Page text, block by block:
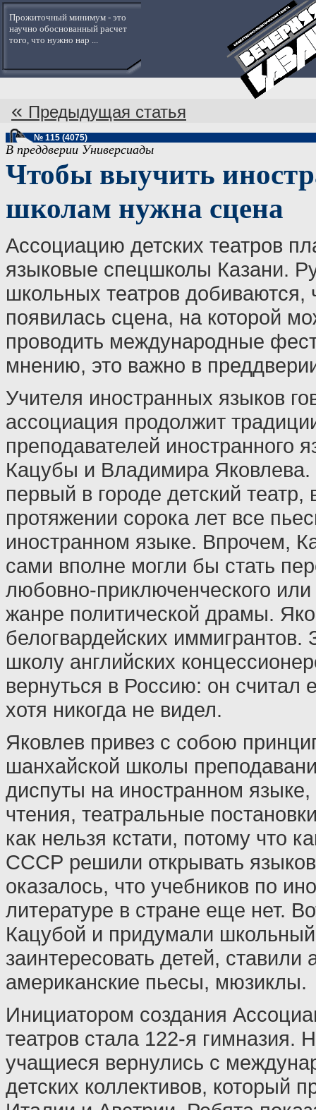
Прожиточный минимум - это
научно обоснованный расчет
того, что нужно нар ...
« Предыдущая статья
№ 115 (4075)
В преддверии Универсиады
Чтобы выучить
школам нужна сцена
Ассоциацию детских театров
языковые спецшколы Казани.
школьных театров добиваются,
появилась сцена, на которой
проводить международные
мнению, это важно в
Учителя иностранных языков
ассоциация продолжит
преподавателей иностранного
Кацубы и Владимира Яковлева.
первый в городе детский театр,
протяжении сорока лет все
иностранном языке. Впрочем,
сами вполне могли бы стать
любовно-приключенческого или
жанре политической драмы.
белогвардейских иммигрантов.
школу английских
вернуться в Россию: он считал
хотя никогда не видел.
Яковлев привез с собою
шанхайской школы
диспуты на иностранном
чтения, театральные
как нельзя кстати, потому что
СССР решили открывать
оказалось, что учебников по
литературе в стране еще нет.
Кацубой и придумали
заинтересовать детей, ставили
американские пьесы, мюзиклы.
Инициатором создания
театров стала 122-я гимназия.
учащиеся вернулись с
детских коллективов, который